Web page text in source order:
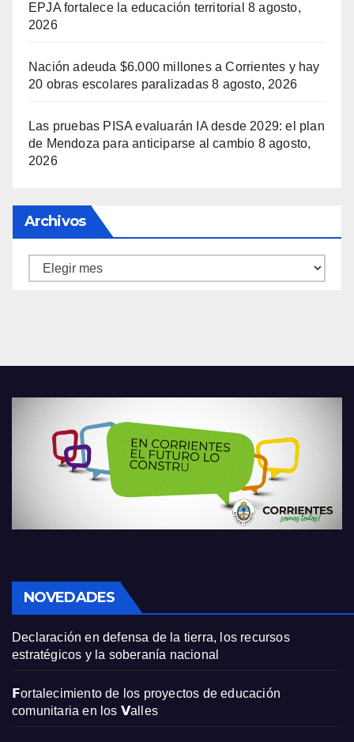
EPJA fortalece la educación territorial 8 agosto,
2026
Nación adeuda $6.000 millones a Corrientes y hay
20 obras escolares paralizadas 8 agosto, 2026
Las pruebas PISA evaluarán IA desde 2029: el plan
de Mendoza para anticiparse al cambio 8 agosto,
2026
Archivos
Archivos
NOVEDADES
Declaración en defensa de la tierra, los recursos
estratégicos y la soberanía nacional
𝗙ortalecimiento de los proyectos de educación
comunitaria en los 𝗩alles